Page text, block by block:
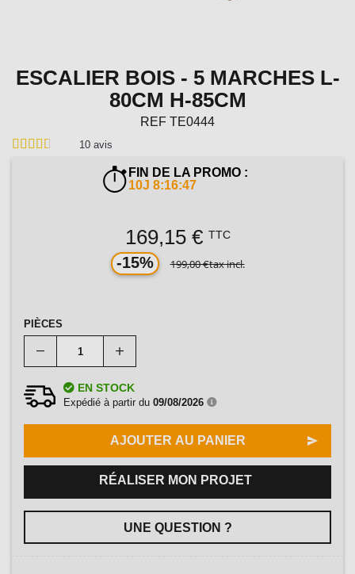
ESCALIER BOIS - 5 MARCHES L-
80CM H-85CM
REF TE0444
10 avis
FIN DE LA PROMO :
10J 8:16:46
169,15 € TTC
-15% 199,00 €tax incl.
PIÈCES
EN STOCK
Expédié à partir du 09/08/2026
AJOUTER AU PANIER
RÉALISER MON PROJET
UNE QUESTION ?